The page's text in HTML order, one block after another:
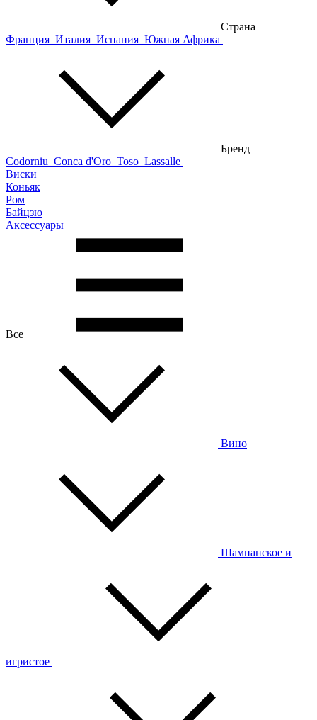
Страна
Франция Италия Испания Южная Африка
Бренд
Codorniu Conca d'Oro Toso Lassalle
Виски
Коньяк
Ром
Байцзю
Аксессуары
Все
Вино
Шампанское и
игристое